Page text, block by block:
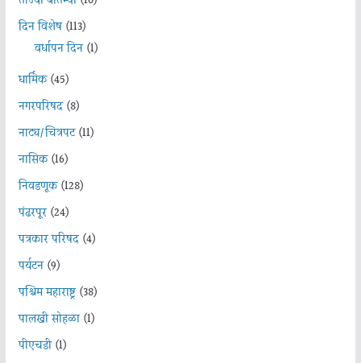
दिन विशेष(113)
वर्धापन दिन(1)
धार्मिक(45)
नगरपरिषद(8)
नाट्य/चित्रपट(11)
नासिक(16)
निवडणूक(128)
पंढरपूर(24)
पत्रकार परिषद(4)
पर्यटन(9)
पश्चिम महाराष्ट्र(38)
पालखी सोहळा(1)
पीएचडी(1)